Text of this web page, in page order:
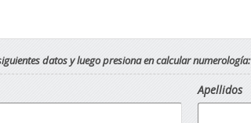
datos y luego presiona en calcular numerología:
Apellidos